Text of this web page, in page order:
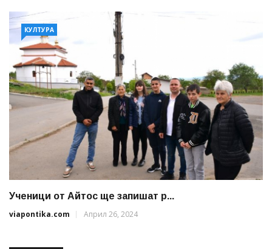
КУЛТУРА
Ученици от Айтос ще запишат р...
viapontika.com
Април 26, 2024